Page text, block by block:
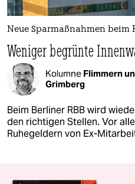
Neue Sparmaßnahmen beim
Weniger begrünte
Kolumne Flimmern
Grimberg
Beim Berliner RBB wird
den richtigen Stellen. Vor
Ruhegeldern von Ex-